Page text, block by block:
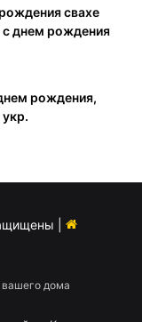
свахе
с днем рождения
рождения,
|
вашего дома